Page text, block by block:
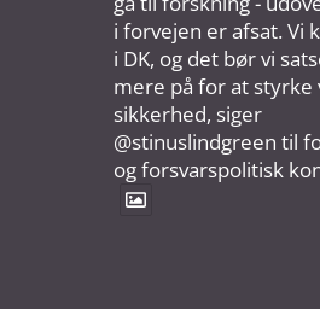
i forvejen er afsat. Vi
i DK, og det bør vi
mere på for at styrke
sikkerhed, siger
@stinuslindgreen til
og forsvarspolitisk